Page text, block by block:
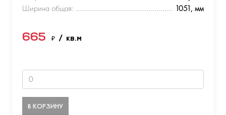
Ширина общая:
1051, мм
665 ₽ / кв.м
В КОРЗИНУ